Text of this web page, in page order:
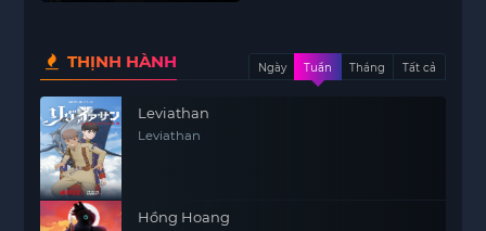
THỊNH HÀNH Ngày Tuần Tháng Tất cả
Leviathan
Leviathan
Hồng Hoang